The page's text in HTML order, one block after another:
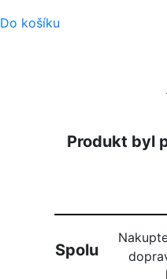
Do košíku
Produkt byl
Spolu